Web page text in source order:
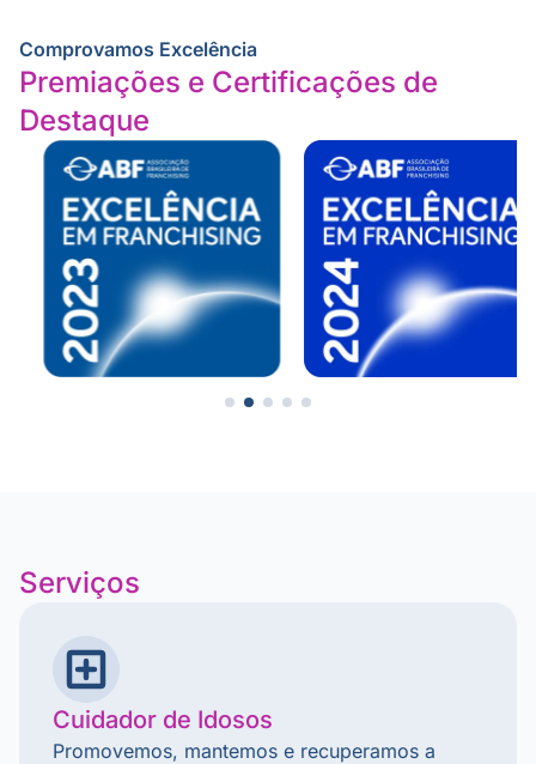
Comprovamos Excelência
Premiações e Certificações de
Destaque
Serviços
Cuidador de Idosos
Promovemos, mantemos e recuperamos a